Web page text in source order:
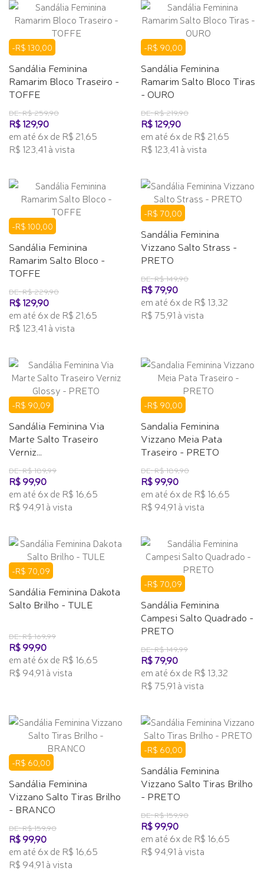
-R$ 130,00
Sandália Feminina
Ramarim Bloco Traseiro -
TOFFE
DE: R$ 259,90
R$ 129,90
em até 6x de R$ 21,65
R$ 123,41 à vista
-R$ 90,00
Sandália Feminina
Ramarim Salto Bloco Tiras
- OURO
DE: R$ 219,90
R$ 129,90
em até 6x de R$ 21,65
R$ 123,41 à vista
-R$ 100,00
Sandália Feminina
Ramarim Salto Bloco -
TOFFE
DE: R$ 229,90
R$ 129,90
em até 6x de R$ 21,65
R$ 123,41 à vista
-R$ 70,00
Sandália Feminina
Vizzano Salto Strass -
PRETO
DE: R$ 149,90
R$ 79,90
em até 6x de R$ 13,32
R$ 75,91 à vista
-R$ 90,09
Sandália Feminina Via
Marte Salto Traseiro
Verniz...
DE: R$ 189,99
R$ 99,90
em até 6x de R$ 16,65
R$ 94,91 à vista
-R$ 90,00
Sandalia Feminina
Vizzano Meia Pata
Traseiro - PRETO
DE: R$ 189,90
R$ 99,90
em até 6x de R$ 16,65
R$ 94,91 à vista
-R$ 70,09
Sandália Feminina Dakota
Salto Brilho - TULE
DE: R$ 169,99
R$ 99,90
em até 6x de R$ 16,65
R$ 94,91 à vista
-R$ 70,09
Sandália Feminina
Campesi Salto Quadrado -
PRETO
DE: R$ 149,99
R$ 79,90
em até 6x de R$ 13,32
R$ 75,91 à vista
-R$ 60,00
Sandália Feminina
Vizzano Salto Tiras Brilho
- BRANCO
DE: R$ 159,90
R$ 99,90
em até 6x de R$ 16,65
R$ 94,91 à vista
-R$ 60,00
Sandália Feminina
Vizzano Salto Tiras Brilho
- PRETO
DE: R$ 159,90
R$ 99,90
em até 6x de R$ 16,65
R$ 94,91 à vista